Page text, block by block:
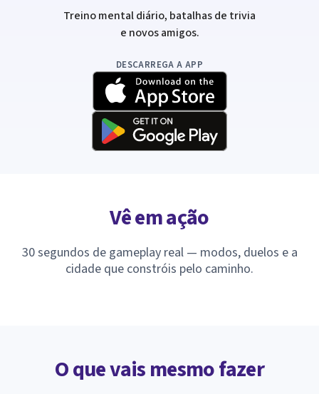
Treino mental diário, batalhas de trivia
e novos amigos.
DESCARREGA A APP
Vê em ação
30 segundos de gameplay real — modos, duelos e a
cidade que constróis pelo caminho.
O que vais mesmo fazer